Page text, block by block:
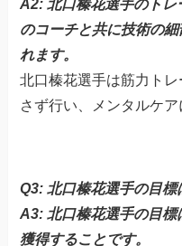
A2: 北口榛花選手のト
のコーチと共に技術の
れます。
北口榛花選手は筋力ト
さず行い、メンタルケア
Q3: 北口榛花選手の目標
A3: 北口榛花選手の目
獲得することです。